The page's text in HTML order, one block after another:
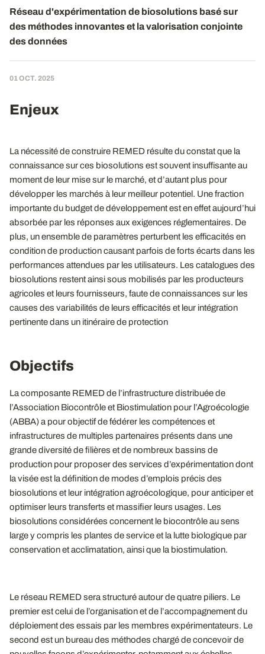
Réseau d'expérimentation de biosolutions basé sur
des méthodes innovantes et la valorisation conjointe
des données
01 OCT. 2025
Enjeux
La nécessité de construire REMED résulte du constat que la
connaissance sur ces biosolutions est souvent insuffisante au
moment de leur mise sur le marché, et d’autant plus pour
développer les marchés à leur meilleur potentiel. Une fraction
importante du budget de développement est en effet aujourd’hui
absorbée par les réponses aux exigences réglementaires. De
plus, un ensemble de paramètres perturbent les efficacités en
condition de production causant parfois de forts écarts dans les
performances attendues par les utilisateurs. Les catalogues des
biosolutions restent ainsi sous mobilisés par les producteurs
agricoles et leurs fournisseurs, faute de connaissances sur les
causes des variabilités de leurs efficacités et leur intégration
pertinente dans un itinéraire de protection
Objectifs
La composante REMED de l’infrastructure distribuée de
l’Association Biocontrôle et Biostimulation pour l’Agroécologie
(ABBA) a pour objectif de fédérer les compétences et
infrastructures de multiples partenaires présents dans une
grande diversité de filières et de nombreux bassins de
production pour proposer des services d’expérimentation dont
la visée est la définition de modes d’emplois précis des
biosolutions et leur intégration agroécologique, pour anticiper et
optimiser leurs transferts et massifier leurs usages. Les
biosolutions considérées concernent le biocontrôle au sens
large y compris les plantes de service et la lutte biologique par
conservation et acclimatation, ainsi que la biostimulation.
Le réseau REMED sera structuré autour de quatre piliers. Le
premier est celui de l’organisation et de l’accompagnement du
déploiement des essais par les membres expérimentateurs. Le
second est un bureau des méthodes chargé de concevoir de